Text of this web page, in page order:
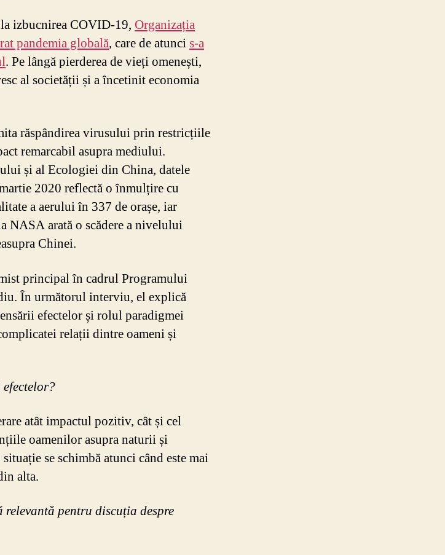
izbucnirea COVID-19, Organizația
pandemia globală, care de atuncis-a
. Pe lângă pierderea de vieți omenești,
al societății și a încetinit economia
răspândirea virusului prin restricțiile
remarcabil asupra mediului.
și al Ecologiei din China, datele
2020 reflectă o înmulțire cu
a aerului în 337 de orașe, iar
NASA arată o scădere a nivelului
Chinei.
principal în cadrul Programului
În următorul interviu, el explică
efectelor și rolul paradigmei
relații dintre oameni și
efectelor?
atât impactul pozitiv, cât și cel
oamenilor asupra naturii și
se schimbă atunci când este mai
alta.
relevantă pentru discuția despre